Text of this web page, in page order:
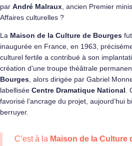
par André Malraux , ancien Premier
Affaires culturelles ?
La Maison de la Culture de Bourges
inaugurée en France, en 1963,
culturel fertile a contribué à son
création d’une troupe théâtrale
Bourges , alors dirigée par Gabriel
labellisée Centre Dramatique National
favorisé l’ancrage du projet, aujourd’hui
berruyer.
C’est à la Maison de la Culture